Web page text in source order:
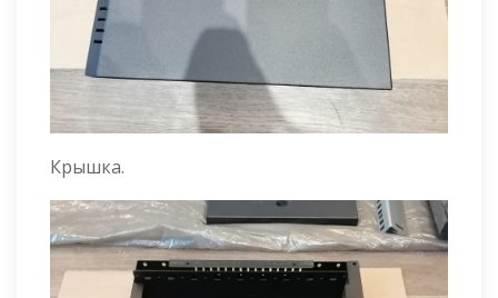
Крышка.